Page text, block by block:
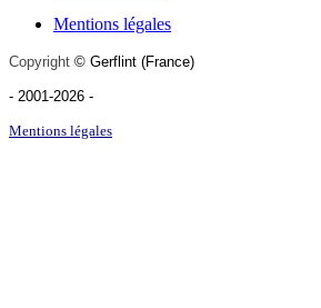
Mentions légales
Copyright © Gerflint (France)
- 2001-2026 -
Mentions légales